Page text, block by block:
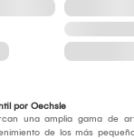
por Oechsle
una amplia gama de
de los más